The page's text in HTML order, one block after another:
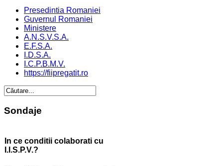
Presedintia Romaniei
Guvernul Romaniei
Ministere
A.N.S.V.S.A.
E.F.S.A.
I.D.S.A.
I.C.P.B.M.V.
https://fiipregatit.ro
Sondaje
In ce conditii colaborati cu
I.I.S.P.V.?